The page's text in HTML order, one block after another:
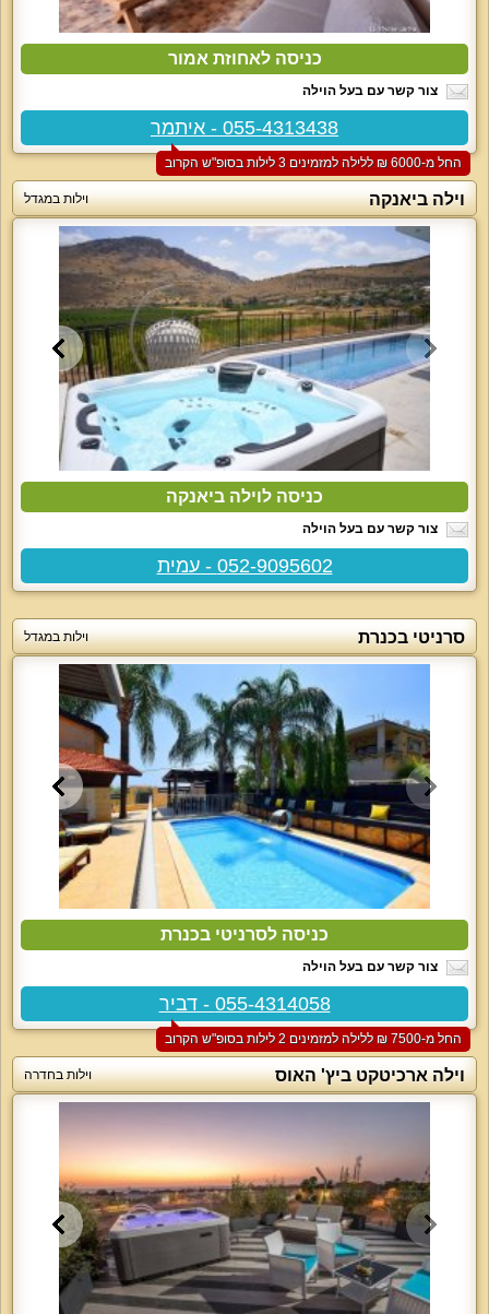
כניסה לאחוזת אמור
צור קשר עם בעל הוילה
055-4313438 - איתמר
החל מ-‏6000 ₪ ללילה למזמינים 3 לילות בסופ"ש הקרוב
וילה ביאנקה וילות במגדל
כניסה לוילה ביאנקה
צור קשר עם בעל הוילה
052-9095602 - עמית
סרניטי בכנרת וילות במגדל
כניסה לסרניטי בכנרת
צור קשר עם בעל הוילה
055-4314058 - דביר
החל מ-‏7500 ₪ ללילה למזמינים 2 לילות בסופ"ש הקרוב
וילה ארכיטקט ביץ' האוס וילות בחדרה